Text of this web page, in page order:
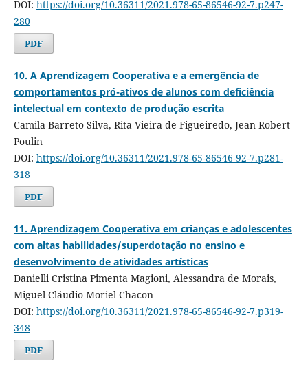
DOI: https://doi.org/10.36311/2021.978-65-86546-92-7.p247-
280
PDF
10. A Aprendizagem Cooperativa e a emergência de
comportamentos pró-ativos de alunos com deficiência
intelectual em contexto de produção escrita
Camila Barreto Silva, Rita Vieira de Figueiredo, Jean Robert
Poulin
DOI: https://doi.org/10.36311/2021.978-65-86546-92-7.p281-
318
PDF
11. Aprendizagem Cooperativa em crianças e adolescentes
com altas habilidades/superdotação no ensino e
desenvolvimento de atividades artísticas
Danielli Cristina Pimenta Magioni, Alessandra de Morais,
Miguel Cláudio Moriel Chacon
DOI: https://doi.org/10.36311/2021.978-65-86546-92-7.p319-
348
PDF